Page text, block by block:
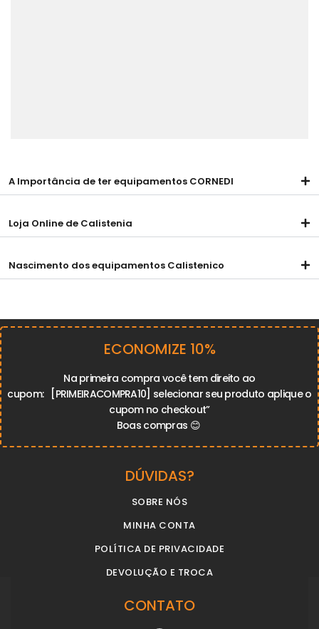
A Importância de ter equipamentos CORNEDI
Loja Online de Calistenia
Nascimento dos equipamentos Calistenico
DÚVIDAS?
SOBRE NÓS
MINHA CONTA
POLÍTICA DE PRIVACIDADE
DEVOLUÇÃO E TROCA
ECONOMIZE 10%
Na primeira compra você tem direito ao
cupom:
[PRIMEIRACOMPRA10] selecionar seu produto aplique o
cupom no checkout”
Boas compras 😊
CONTATO